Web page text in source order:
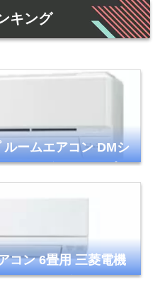
キング
ルームエアコン DMシ
2024年モデル プラ
コン 6畳用 三菱電機
シリーズ ピュアホ